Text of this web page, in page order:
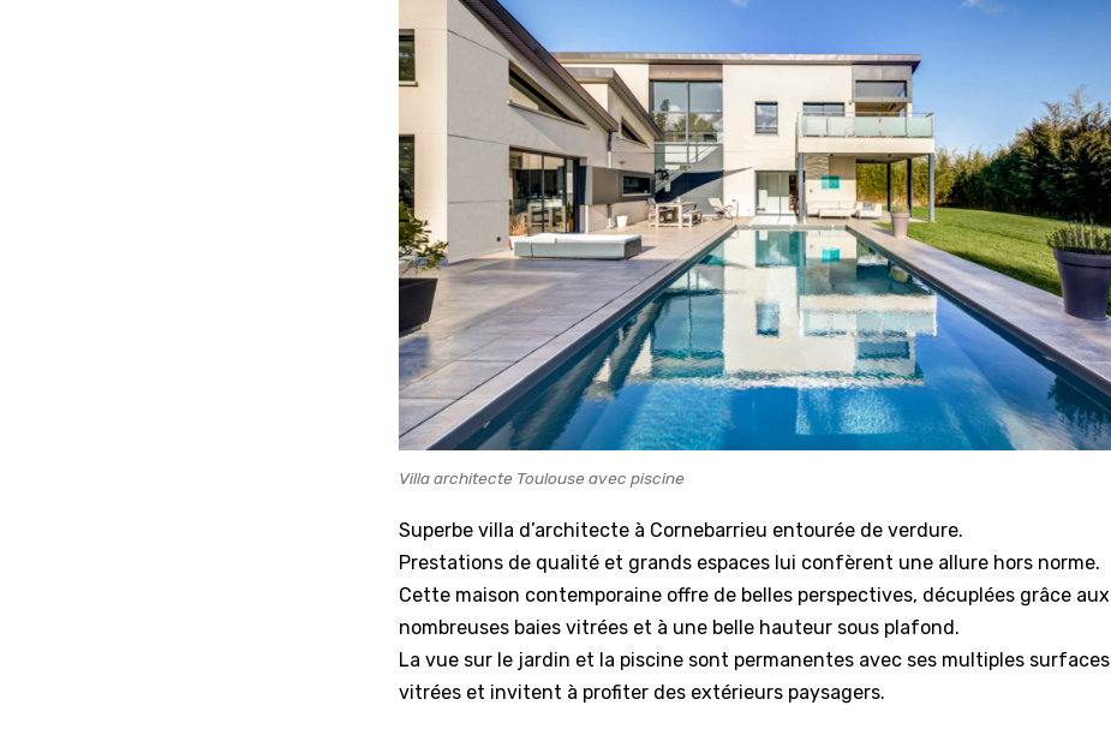
Villa architecte Toulouse avec piscine
Superbe villa d’architecte à Cornebarrieu entourée de verdure.
Prestations de qualité et grands espaces lui confèrent une allure hors norme.
Cette maison contemporaine offre de belles perspectives, décuplées grâce aux
nombreuses baies vitrées et à une belle hauteur sous plafond.
La vue sur le jardin et la piscine sont permanentes avec ses multiples surfaces
vitrées et invitent à profiter des extérieurs paysagers.